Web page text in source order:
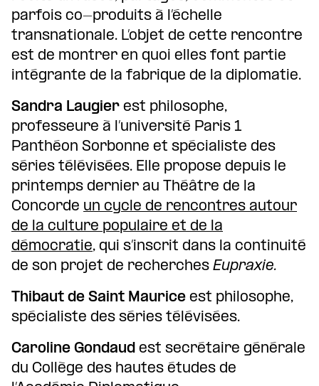
parfois co-produits à l’échelle
transnationale. L’objet de cette rencontre
est de montrer en quoi elles font partie
intégrante de la fabrique de la diplomatie.
Sandra Laugier est philosophe,
professeure à l’université Paris 1
Panthéon Sorbonne et spécialiste des
séries télévisées. Elle propose depuis le
printemps dernier au Théâtre de la
Concorde un cycle de rencontres autour
de la culture populaire et de la
démocratie, qui s’inscrit dans la continuité
de son projet de recherches Eupraxie.
Thibaut de Saint Maurice est philosophe,
spécialiste des séries télévisées.
Caroline Gondaud est secrétaire générale
du Collège des hautes études de